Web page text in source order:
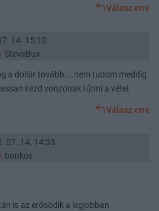
Válasz erre
14. 15:10
SteveBux
a dollár tovább....nem tudom meddig
kezd vonzónak tűnni a vétel
Válasz erre
07. 14. 14:33
bankos
is az erősödik a legjobban